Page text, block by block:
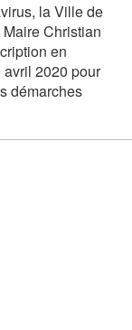
la Ville de
Christian
en
avril 2020 pour
démarches